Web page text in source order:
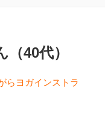
40代）
らヨガインストラ